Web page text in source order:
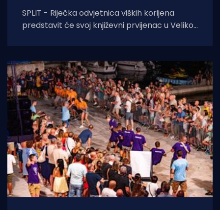
SPLIT - Riječka odvjetnica viških korijena
predstavit će svoj književni prvijenac u Velikoj